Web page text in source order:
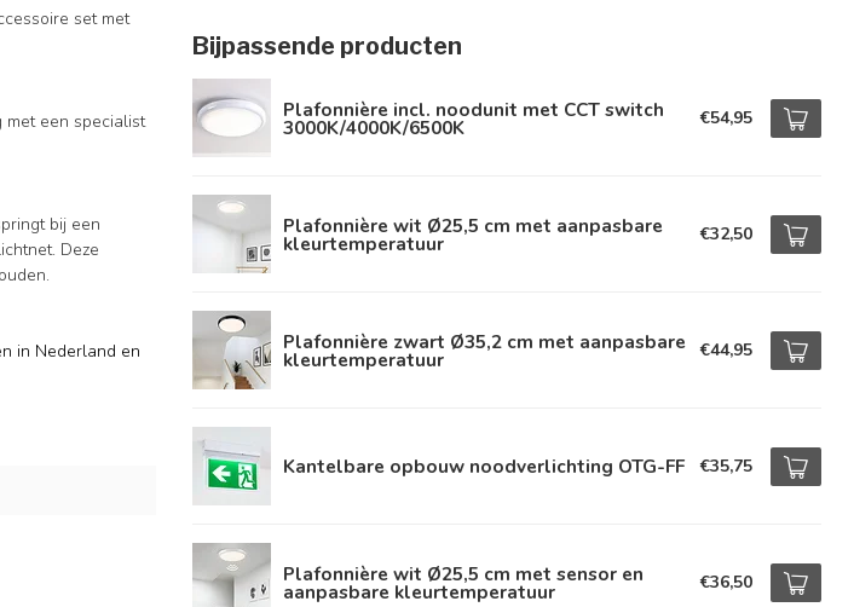
set met
met een specialist
bij een
Deze
in Nederland en
Bijpassende producten
Plafonnière incl. noodunit met CCT switch
3000K/4000K/6500K €54,95
Plafonnière wit Ø25,5 cm met aanpasbare
kleurtemperatuur €32,50
Plafonnière zwart Ø35,2 cm met aanpasbare
kleurtemperatuur €44,95
Kantelbare opbouw noodverlichting OTG-FF €35,75
Plafonnière wit Ø25,5 cm met sensor en
aanpasbare kleurtemperatuur €36,50